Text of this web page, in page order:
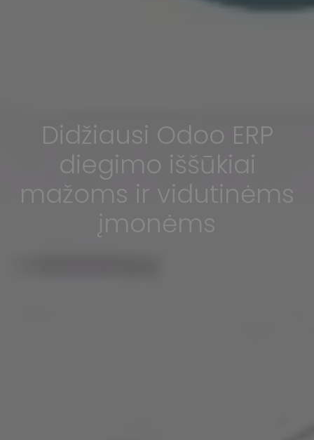
Didžiausi Odoo ERP
diegimo iššūkiai
mažoms ir vidutinėms
įmonėms